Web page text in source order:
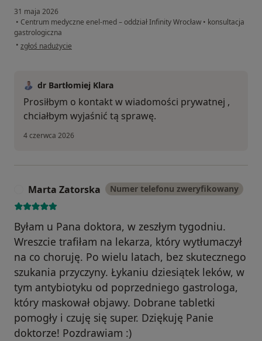
31 maja 2026
• Centrum medyczne enel-med – oddział Infinity Wrocław • konsultacja
gastrologiczna
• w opinii użytkownika MM
zgłoś nadużycie
dr Bartłomiej Klara
Prosiłbym o kontakt w wiadomości prywatnej ,
chciałbym wyjaśnić tą sprawę.
4 czerwca 2026
Marta Zatorska Numer telefonu zweryfikowany
Byłam u Pana doktora, w zeszłym tygodniu.
Wreszcie trafiłam na lekarza, który wytłumaczył
na co choruję. Po wielu latach, bez skutecznego
szukania przyczyny. Łykaniu dziesiątek leków, w
tym antybiotyku od poprzedniego gastrologa,
który maskował objawy. Dobrane tabletki
pomogły i czuję się super. Dziękuję Panie
doktorze! Pozdrawiam :)